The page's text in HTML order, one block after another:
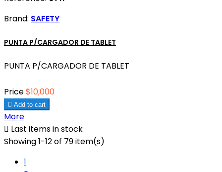
Brand: SAFETY
PUNTA P/CARGADOR DE TABLET
PUNTA P/CARGADOR DE TABLET
Price$10,000
 Add to cart
More
 Last items in stock
Showing 1-12 of 79 item(s)
1